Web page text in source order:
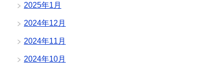
2025年1月
2024年12月
2024年11月
2024年10月